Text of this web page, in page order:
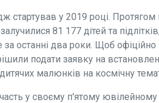
стартував у 2019 році. Протягом
залучилися 81 177 дітей та
останні два роки. Щоб офіційно
подати заявку на
малюнків на космічну
у своєму п'ятому